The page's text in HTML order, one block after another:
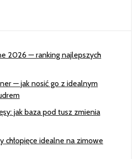
2026 — ranking najlepszych
— jak nosić go z idealnym
jak baza pod tusz zmienia
chłopięce idealne na zimowe